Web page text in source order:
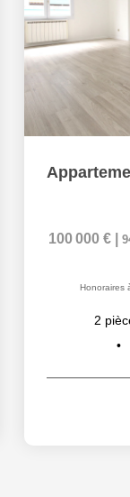
100 000 €
Honoraires
2